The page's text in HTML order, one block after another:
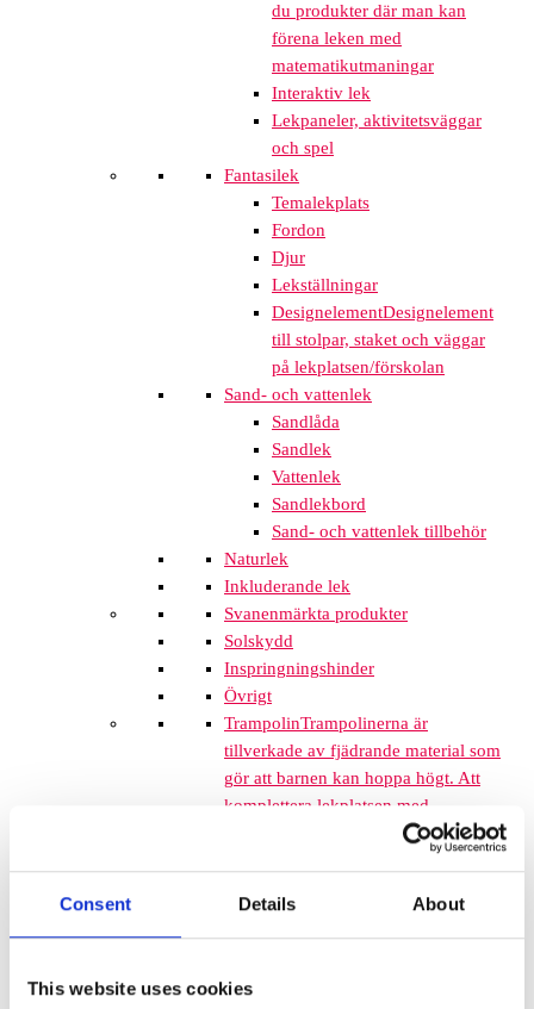
Consent Details About
This website uses cookies
du produkter där man kan
förena leken med
matematikutmaningar
Interaktiv lek
Lekpaneler, aktivitetsväggar
och spel
Fantasilek
Temalekplats
Fordon
Djur
Lekställningar
DesignelementDesignelement
till stolpar, staket och väggar
på lekplatsen/förskolan
Sand- och vattenlek
Sandlåda
Sandlek
Vattenlek
Sandlekbord
Sand- och vattenlek tillbehör
Naturlek
Inkluderande lek
Svanenmärkta produkter
Solskydd
Inspringningshinder
Övrigt
TrampolinTrampolinerna är
tillverkade av fjädrande material som
gör att barnen kan hoppa högt. Att
komplettera lekplatsen med
trampoliner blir ett spännande inslag
som de flesta barnen uppskattar. De
i marken så de kan med fördel
monteras mellan lekplatsutrustning
springer mellan klätterställningar och